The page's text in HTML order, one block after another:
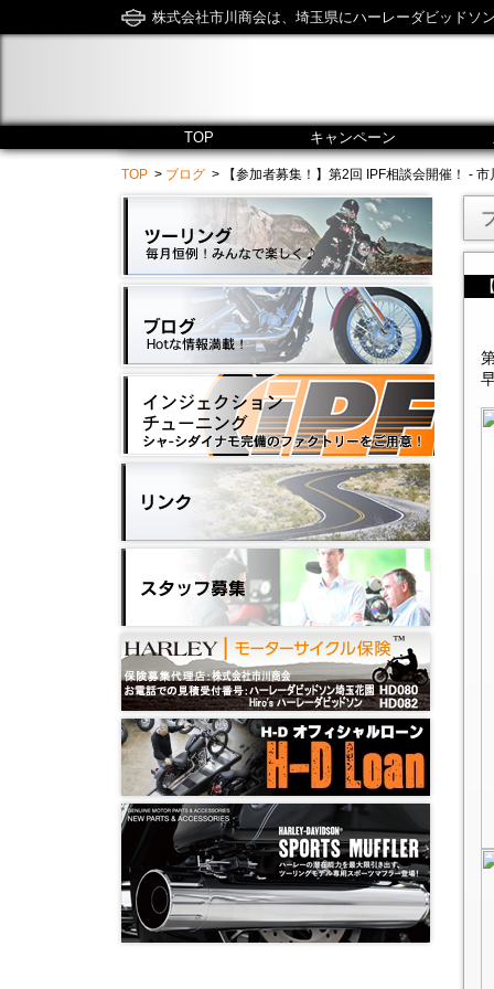
株式会社市川商会は、埼玉県にハーレーダビッドソ
TOP キャンペーン
TOP > ブログ > 【参加者募集！】第2回 IPF相談会開催！ -